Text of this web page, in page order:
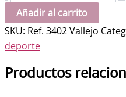
escudo
del
Valencia
cantidad
Añadir al carrito
SKU: Ref. 3402 Vallejo
deporte
Productos